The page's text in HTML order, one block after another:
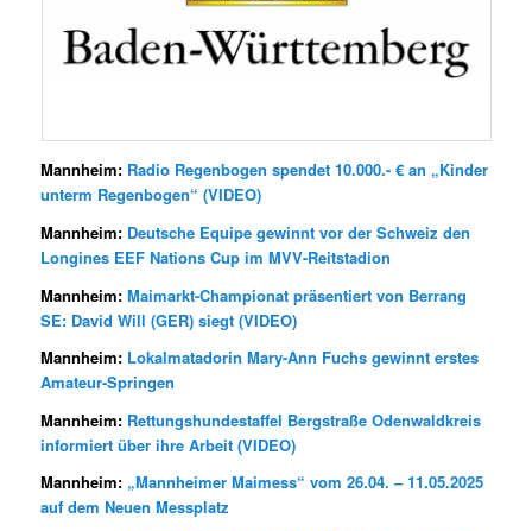
Mannheim: Radio Regenbogen spendet 10.000.- € an „Kinder
unterm Regenbogen“ (VIDEO)
Mannheim: Deutsche Equipe gewinnt vor der Schweiz den
Longines EEF Nations Cup im MVV-Reitstadion
Mannheim: Maimarkt-Championat präsentiert von Berrang
SE: David Will (GER) siegt (VIDEO)
Mannheim: Lokalmatadorin Mary-Ann Fuchs gewinnt erstes
Amateur-Springen
Mannheim: Rettungshundestaffel Bergstraße Odenwaldkreis
informiert über ihre Arbeit (VIDEO)
Mannheim: „Mannheimer Maimess“ vom 26.04. – 11.05.2025
auf dem Neuen Messplatz